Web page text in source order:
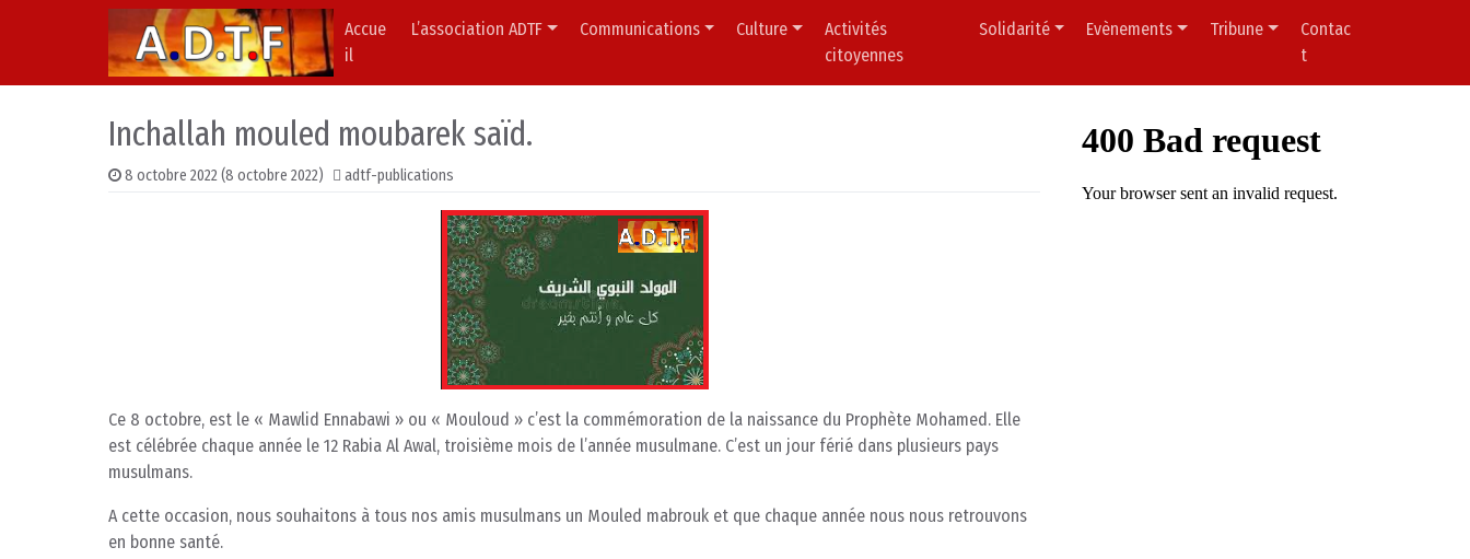
Skip to content
Main Navigation
Accue
il
L’association ADTF Communications Culture
Activités
citoyennes
Solidarité Evènements Tribune
Contac
t
Inchallah mouled moubarek saïd.
8 octobre 2022(8 octobre 2022) adtf-publications
Ce 8 octobre, est le « Mawlid Ennabawi » ou « Mouloud » c’est la commémoration de la naissance du Prophète Mohamed. Elle
est célébrée chaque année le 12 Rabia Al Awal, troisième mois de l’année musulmane. C’est un jour férié dans plusieurs pays
musulmans.
A cette occasion, nous souhaitons à tous nos amis musulmans un Mouled mabrouk et que chaque année nous nous retrouvons
en bonne santé.